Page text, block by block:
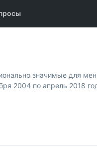
значимые для
2004 по апрель 2018